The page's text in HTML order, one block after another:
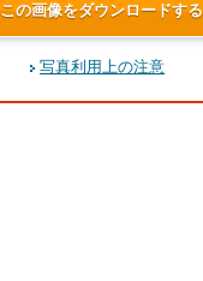
この画像をダウンロードする
写真利用上の注意